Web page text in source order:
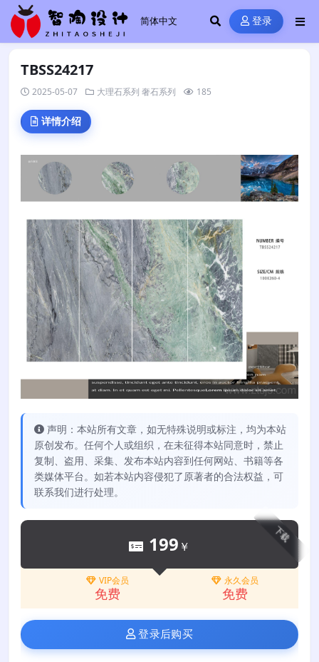
登录
TBSS24217
2025-05-07 大理石系列 奢石系列 185
详情介绍
声明：本站所有文章，如无特殊说明或标注，均为本站
原创发布。任何个人或组织，在未征得本站同意时，禁止
复制、盗用、采集、发布本站内容到任何网站、书籍等各
类媒体平台。如若本站内容侵犯了原著者的合法权益，可
联系我们进行处理。
下载
199 ￥
VIP会员
免费
永久会员
免费
登录后购买